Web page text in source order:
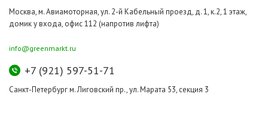
Москва, м. Авиамоторная, ул. 2-й Кабельный проезд, д. 1, к.2, 1 этаж,
домик у входа, офис 112 (напротив лифта)
info@greenmarkt.ru
+7 (921) 597-51-71
Санкт-Петербург м. Лиговский пр., ул. Марата 53, секция 3